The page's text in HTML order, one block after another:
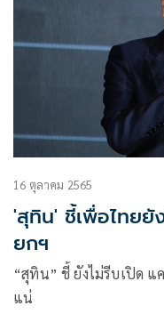
16 ตุลาคม 2565
'สุทิน' ชี้เพื่อไทยยั
ยกฯ
“สุทิน” ชี้ ยังไม่รีบเปิด แ
แน่